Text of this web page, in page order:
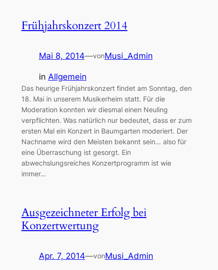
Frühjahrskonzert 2014
Mai 8, 2014—vonMusi_Admin
in Allgemein
Das heurige Frühjahrskonzert findet am Sonntag, den
18. Mai in unserem Musikerheim statt. Für die
Moderation konnten wir diesmal einen Neuling
verpflichten. Was natürlich nur bedeutet, dass er zum
ersten Mal ein Konzert in Baumgarten moderiert. Der
Nachname wird den Meisten bekannt sein… also für
eine Überraschung ist gesorgt. Ein
abwechslungsreiches Konzertprogramm ist wie
immer…
Ausgezeichneter Erfolg bei
Konzertwertung
Apr. 7, 2014—vonMusi_Admin